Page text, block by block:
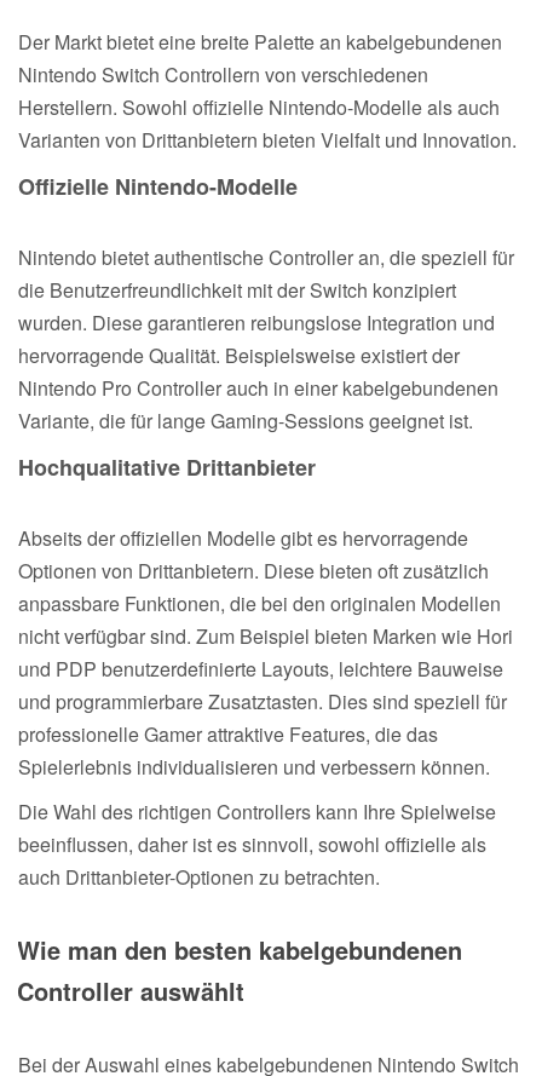
Der Markt bietet eine breite Palette an kabelgebundenen
Nintendo Switch Controllern von verschiedenen
Herstellern. Sowohl offizielle Nintendo-Modelle als auch
Varianten von Drittanbietern bieten Vielfalt und Innovation.
Offizielle Nintendo-Modelle
Nintendo bietet authentische Controller an, die speziell für
die Benutzerfreundlichkeit mit der Switch konzipiert
wurden. Diese garantieren reibungslose Integration und
hervorragende Qualität. Beispielsweise existiert der
Nintendo Pro Controller auch in einer kabelgebundenen
Variante, die für lange Gaming-Sessions geeignet ist.
Hochqualitative Drittanbieter
Abseits der offiziellen Modelle gibt es hervorragende
Optionen von Drittanbietern. Diese bieten oft zusätzlich
anpassbare Funktionen, die bei den originalen Modellen
nicht verfügbar sind. Zum Beispiel bieten Marken wie Hori
und PDP benutzerdefinierte Layouts, leichtere Bauweise
und programmierbare Zusatztasten. Dies sind speziell für
professionelle Gamer attraktive Features, die das
Spielerlebnis individualisieren und verbessern können.
Die Wahl des richtigen Controllers kann Ihre Spielweise
beeinflussen, daher ist es sinnvoll, sowohl offizielle als
auch Drittanbieter-Optionen zu betrachten.
Wie man den besten kabelgebundenen
Controller auswählt
Bei der Auswahl eines kabelgebundenen Nintendo Switch